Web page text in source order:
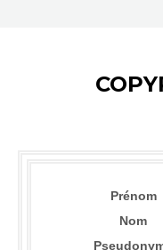
Prénom
Nom